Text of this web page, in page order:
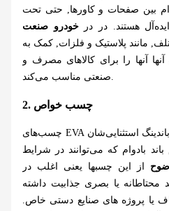
بین صفحات و کاورها, حتی تحت
هستند. در درخودرو صنعت
مانند پلاستیک و فلزات, کمک به
آنها را برای کالاهای مصرف و
2. چسب خواص
چسب‌های EVA داغ ذوب شود به دلیل قابلیت باندینگ استثنایی‌شان
بادوام که می‌توانند در شرایط
از این چسبها یعنی اغلب در
یا بصری جذابیت داشته
یا پروژه های صنایع دستی خاص.